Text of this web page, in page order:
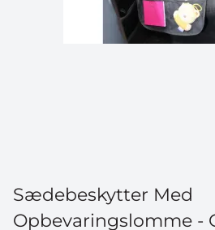
Sædebeskytter Med
Opbevaringslomme -